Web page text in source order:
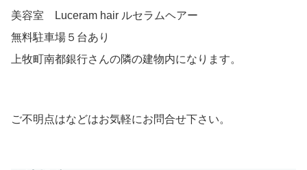
美容室 Luceram hair ルセラムヘアー
無料駐車場５台あり
上牧町南都銀行さんの隣の建物内になります。
ご不明点はなどはお気軽にお問合せ下さい。